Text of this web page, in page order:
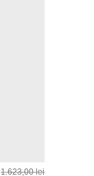
1.623,00lei